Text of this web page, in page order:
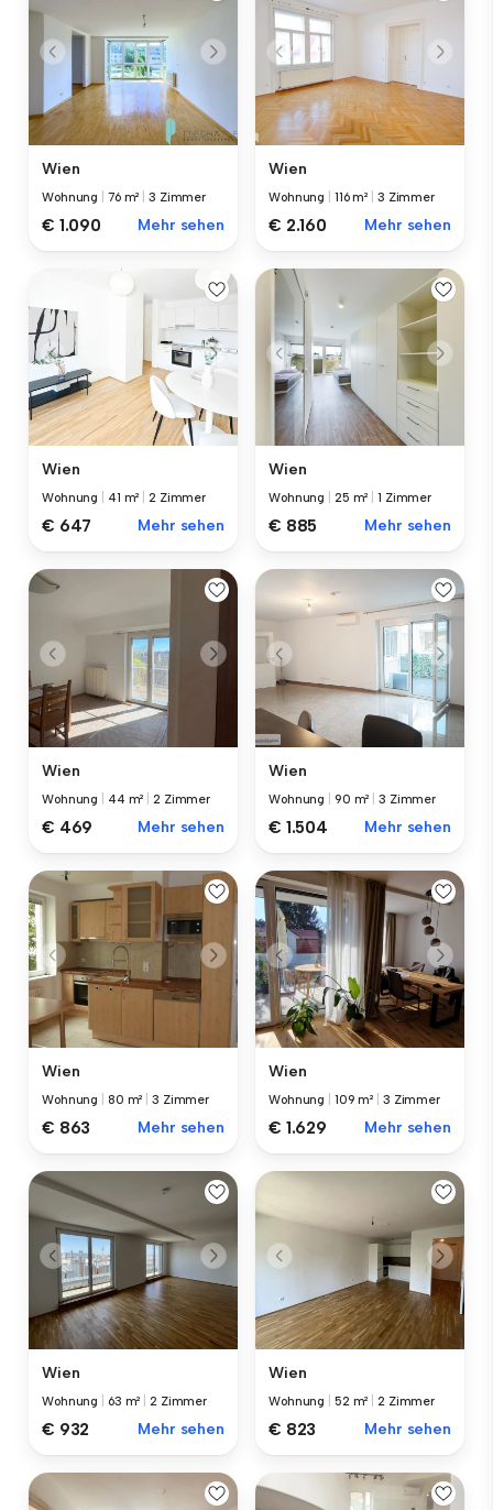
Wien
Wohnung 76 m² |3 Zimmer
€ 1.090 Mehr sehen
Wien
Wohnung 116 m² 3 Zimmer
€ 2.160 Mehr sehen
Wien
Wohnung 41 m² |2 Zimmer
€ 647 Mehr sehen
Wien
Wohnung 25 m² |1 Zimmer
€ 885 Mehr sehen
Wien
Wohnung 44 m² |2 Zimmer
€ 469 Mehr sehen
Wien
Wohnung 90 m² |3 Zimmer
€ 1.504 Mehr sehen
Wien
Wohnung 80 m² |3 Zimmer
€ 863 Mehr sehen
Wien
Wohnung 109 m² 3 Zimmer
€ 1.629 Mehr sehen
Wien
Wohnung 63 m² |2 Zimmer
€ 932 Mehr sehen
Wien
Wohnung 52 m² |2 Zimmer
€ 823 Mehr sehen